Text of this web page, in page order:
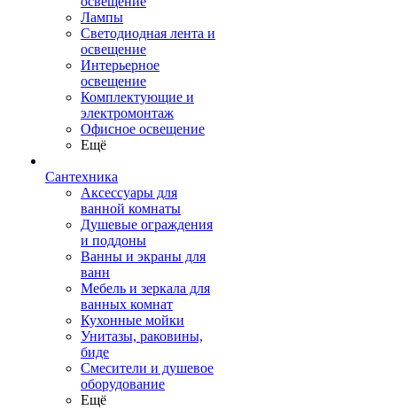
Лампы
Светодиодная лента и
освещение
Интерьерное
освещение
Комплектующие и
электромонтаж
Офисное освещение
Ещё
Сантехника
Аксессуары для
ванной комнаты
Душевые ограждения
и поддоны
Ванны и экраны для
ванн
Мебель и зеркала для
ванных комнат
Кухонные мойки
Унитазы, раковины,
биде
Смесители и душевое
оборудование
Ещё